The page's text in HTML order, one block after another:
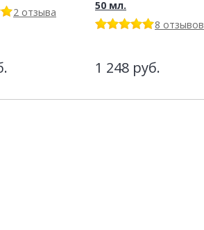
2 отзыва
50 мл.
8 отзывов
1 248 руб.